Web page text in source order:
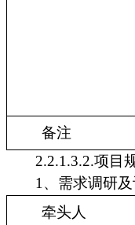
备注
2.2.1.3.2.项目
1、需求调研
牵头人